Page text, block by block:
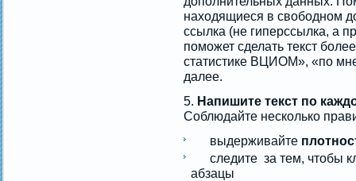
находящиеся в свободном
ссылка (не гиперссылка, а
поможет сделать текст
статистике ВЦИОМ», «по
далее.
Напишите текст по
Соблюдайте несколько
выдерживайте
следите за тем, чтобы
абзацы